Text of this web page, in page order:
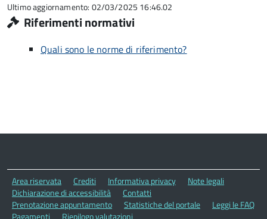
Ultimo aggiornamento: 02/03/2025 16:46.02
Riferimenti normativi
Quali sono le norme di riferimento?
Area riservata Crediti Informativa privacy
Note legali
Dichiarazione di accessibilità
Contatti
Prenotazione appuntamento
Statistiche del portale
Leggi le FAQ
Pagamenti
Riepilogo valutazioni